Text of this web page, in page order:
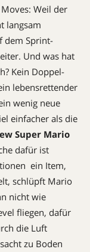
Weil der
langsam
dem Sprint-
Und was hat
Kein Doppel-
lebensrettender
wenig neue
einfacher als die
Super Mario
dafür ist 
 ein Item,
schlüpft Mario
nicht wie
fliegen, dafür
die Luft
zu Boden